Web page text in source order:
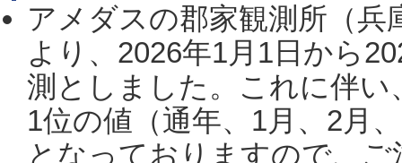
アメダスの郡家観測所（
より、2026年1月1日から
測としました。これに伴い
1位の値（通年、1月、2月
となっておりますので、